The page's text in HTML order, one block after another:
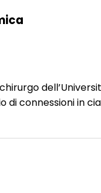
di connessioni in